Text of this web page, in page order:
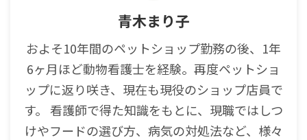
青木まり子
およそ10年間のペットショップ勤務の後、1年
6ヶ月ほど動物看護士を経験。再度ペットショ
ップに返り咲き、現在も現役のショップ店員で
す。 看護師で得た知識をもとに、現職ではしつ
けやフードの選び方、病気の対処法など、様々